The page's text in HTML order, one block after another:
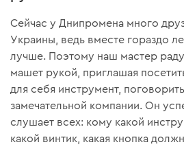
Сейчас у Днипромена много
Украины, ведь вместе гораздо
лучше. Поэтому наш мастер
машет рукой, приглашая
для себя инструмент,
замечательной компании. Он
слушает всех: кому какой
какой винтик, какая кнопка